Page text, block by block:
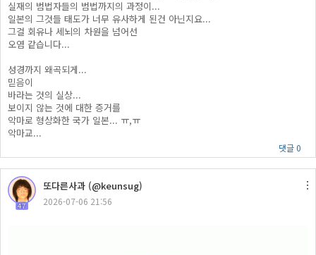
실재의 범법자들의 범법까지의 과정이...
일본의 그것들 태도가 너무 유사하게 된건 아닌지요...
그걸 회유나 세뇌의 차원을 넘어선
오염 같습니다...
성경까지 왜곡되게...
믿음이
바라는 것의 실상...
보이지 않는 것에 대한 증거를
악마로 형상화한 국가 일본... ㅠ,ㅠ
악마교...
댓글 0
47
또다른사과 (@keunsug)
2026-07-06 21:56